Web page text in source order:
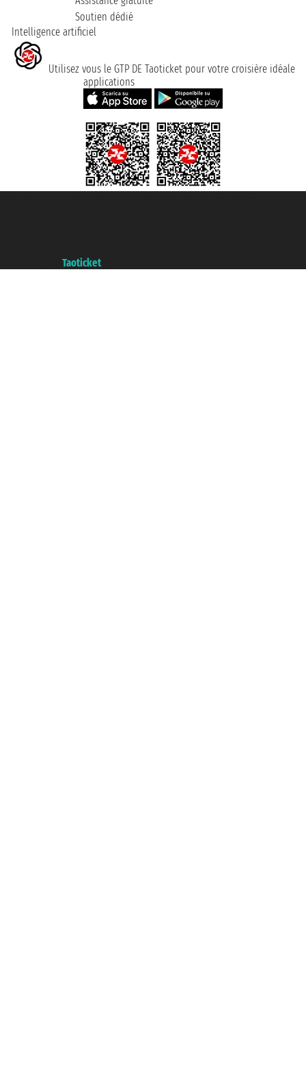
Soutien dédié
Intelligence artificiel
Utilisez vous le GTP DE Taoticket pour votre croisière idéale
applications
Taoticket